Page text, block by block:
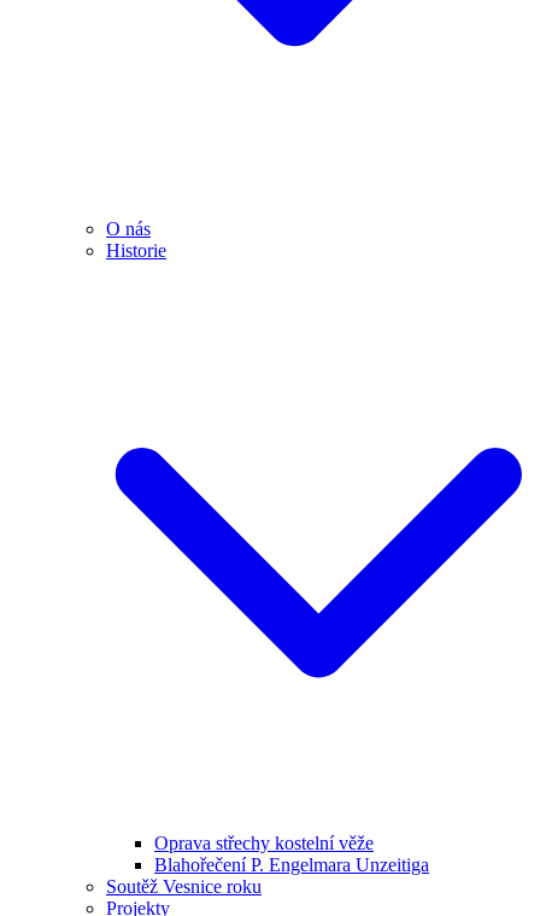
O nás
Historie
Oprava střechy kostelní věže
Blahořečení P. Engelmara Unzeitiga
Soutěž Vesnice roku
Projekty